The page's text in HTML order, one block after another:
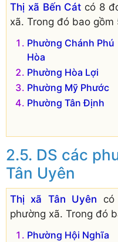
Thị xã Bến Cát có 8
xã. Trong đó bao gồm
Phường Chánh Phú
Hòa
Phường Hòa Lợi
Phường Mỹ Phước
Phường Tân Định
DS các
Tân Uyên
Thị xã Tân Uyên có
phường xã. Trong đó
Phường Hội Nghĩa